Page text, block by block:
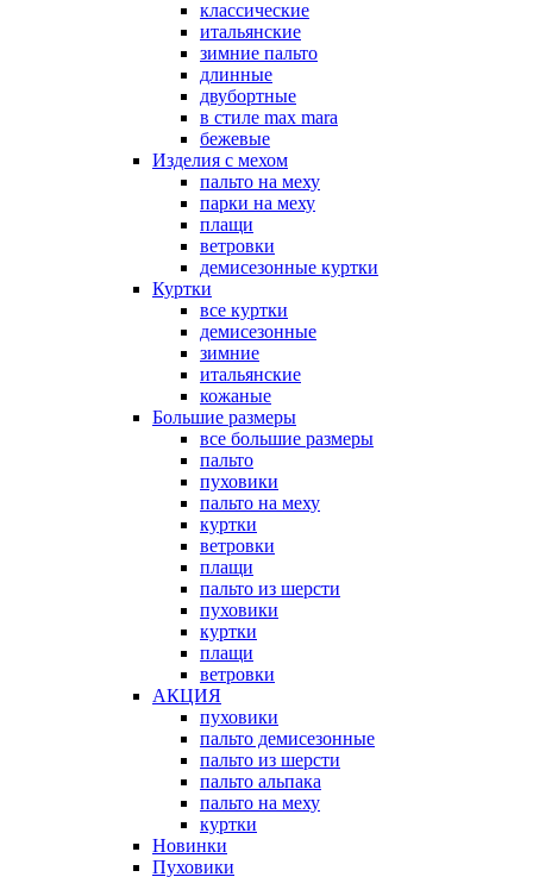
классические
итальянские
зимние пальто
длинные
двубортные
в стиле max mara
бежевые
Изделия с мехом
пальто на меху
парки на меху
плащи
ветровки
демисезонные куртки
Куртки
все куртки
демисезонные
зимние
итальянские
кожаные
Большие размеры
все большие размеры
пальто
пуховики
пальто на меху
куртки
ветровки
плащи
пальто из шерсти
пуховики
куртки
плащи
ветровки
АКЦИЯ
пуховики
пальто демисезонные
пальто из шерсти
пальто альпака
пальто на меху
куртки
Новинки
Пуховики